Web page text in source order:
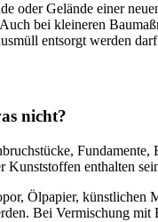
oder Gelände einer
bei kleineren
entsorgt werden
nicht?
enthalten
Ölpapier,
Bei Vermischung